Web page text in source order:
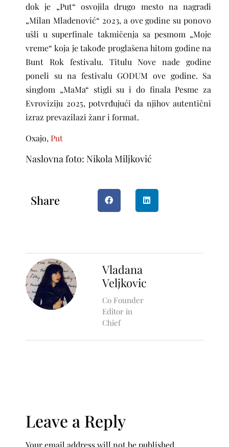
dok je „Put“ osvojila drugo mesto na nagradi
„Milan Mladenović“ 2023, a ove godine su ponovo
ušli u superfinale takmičenja sa pesmom „Moje
vreme“ koja je takođe proglašena hitom godine na
Bunt Rok festivalu. Titulu Nove nade godine
poneli su na festivalu GODUM ove godine. Sa
singlom „MaMa“ stigli su i do finala Pesme za
Evroviziju 2025, potvrđujući da njihov autentični
izraz prevazilazi žanr i format.
Oxajo, Put
Naslovna foto: Nikola Miljković
Share
Vladana
Veljkovic
Co Founder
Editor in
Chief
Leave a Reply
Your email address will not be published.